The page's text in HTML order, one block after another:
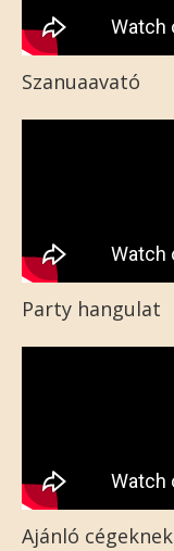
Szanuaavató
Party hangulat
Ajánló cégeknek